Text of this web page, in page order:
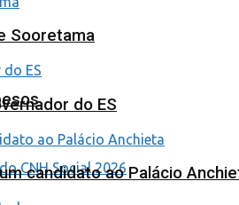
Sooretama
do ES
candidato ao Palácio